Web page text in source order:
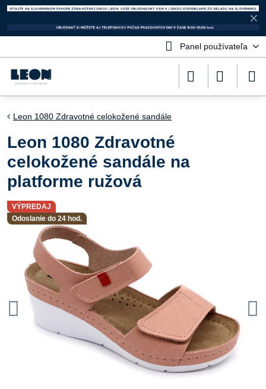
✕
Panel používateľa
VÝPREDAJ
Odoslanie do 24 hod.
Leon 1080 Zdravotné celokožené sandále
Leon 1080 Zdravotné
celokožené sandále na
platforme ružová